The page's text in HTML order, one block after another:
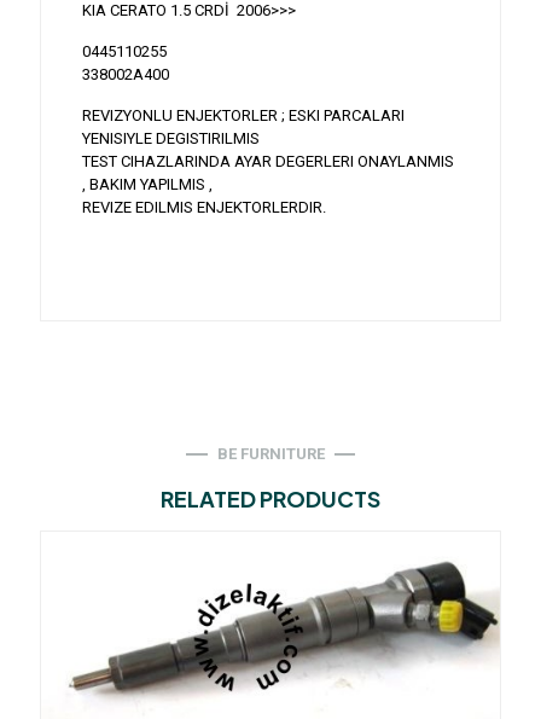
KIA CERATO 1.5 CRDİ 2006>>>
0445110255
338002A400
REVIZYONLU ENJEKTORLER ; ESKI PARCALARI
YENISIYLE DEGISTIRILMIS
TEST CIHAZLARINDA AYAR DEGERLERI ONAYLANMIS
, BAKIM YAPILMIS ,
REVIZE EDILMIS ENJEKTORLERDIR.
BE FURNITURE
RELATED PRODUCTS